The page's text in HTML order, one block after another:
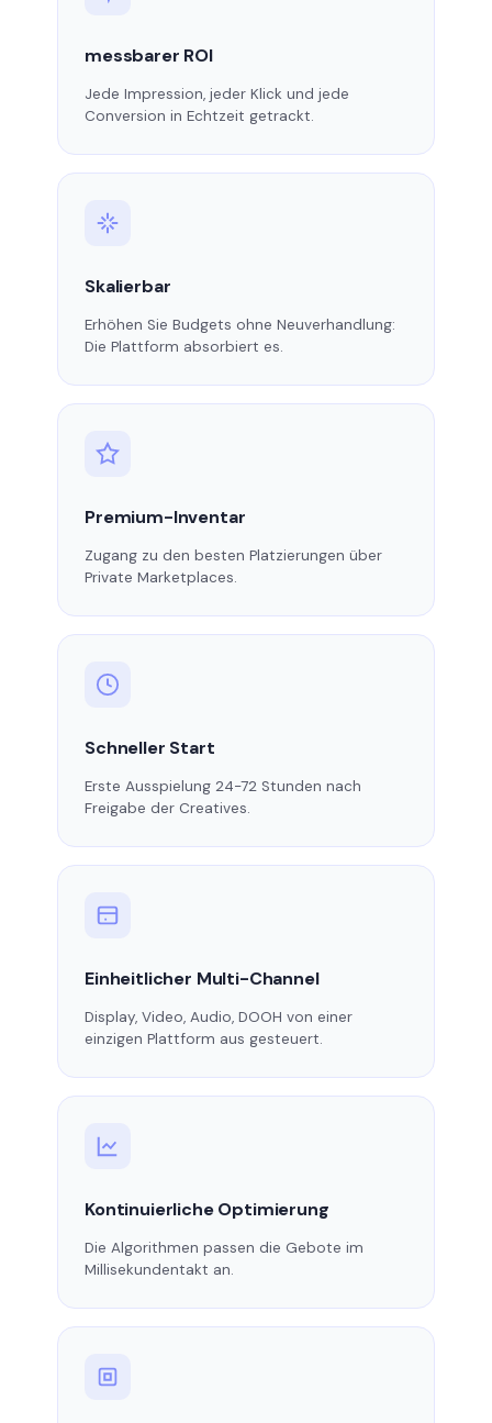
messbarer ROI
Jede Impression, jeder Klick und jede
Conversion in Echtzeit getrackt.
Skalierbar
Erhöhen Sie Budgets ohne Neuverhandlung:
Die Plattform absorbiert es.
Premium-Inventar
Zugang zu den besten Platzierungen über
Private Marketplaces.
Schneller Start
Erste Ausspielung 24-72 Stunden nach
Freigabe der Creatives.
Einheitlicher Multi-Channel
Display, Video, Audio, DOOH von einer
einzigen Plattform aus gesteuert.
Kontinuierliche Optimierung
Die Algorithmen passen die Gebote im
Millisekundentakt an.